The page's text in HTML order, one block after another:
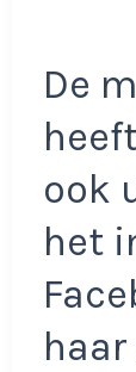
De
ook
het